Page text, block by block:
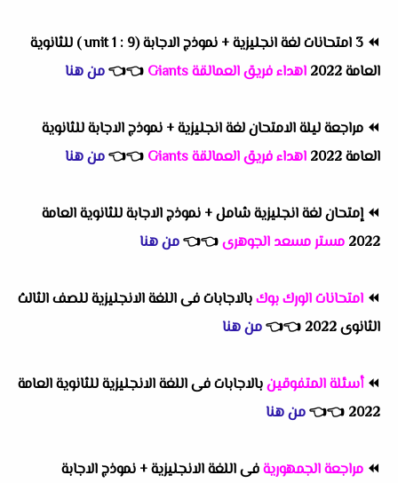
⏪
3 امتحانات لغة انجليزية + نموذج الاجابة (unit 1 : 9 ) للثانوية
العامة 2022
اهداء فريق العمالقة Giants 👈
👈من هنا
⏪ مراجعة ليلة الامتحان لغة انجليزية + نموذج الاجابة للثانوية
العامة 2022
اهداء فريق العمالقة Giants 👈
👈من هنا
⏪إمتحان لغة انجليزية شامل + نموذج الاجابة للثانوية العامة
2022 مستر مسعد الجوهرى👈
👈من هنا
⏪ امتحانات الورك بوكبالاجابات فى اللغة الانجليزية للصف الثالث
الثانوى 2022
👈
👈من هنا
⏪ أسئلة المتفوقينبالاجابات فى اللغة الانجليزية للثانوية العامة
2022
👈
👈من هنا
⏪ مراجعة الجمهوريةفى اللغة الانجليزية + نموذج الاجابة